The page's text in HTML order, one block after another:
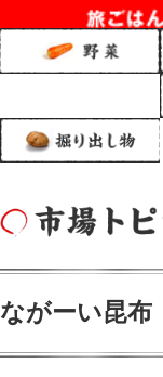
ながーい昆布